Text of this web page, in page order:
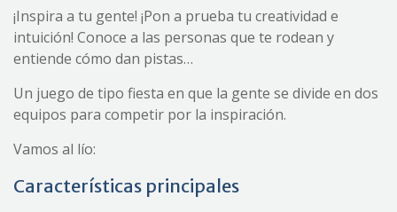
¡Inspira a tu gente! ¡Pon a prueba tu creatividad e
intuición! Conoce a las personas que te rodean y
entiende cómo dan pistas…
Un juego de tipo fiesta en que la gente se divide en dos
equipos para competir por la inspiración.
Vamos al lío:
Características principales